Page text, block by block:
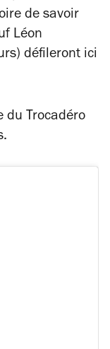
de savoir
Léon
défileront ici
du Trocadéro